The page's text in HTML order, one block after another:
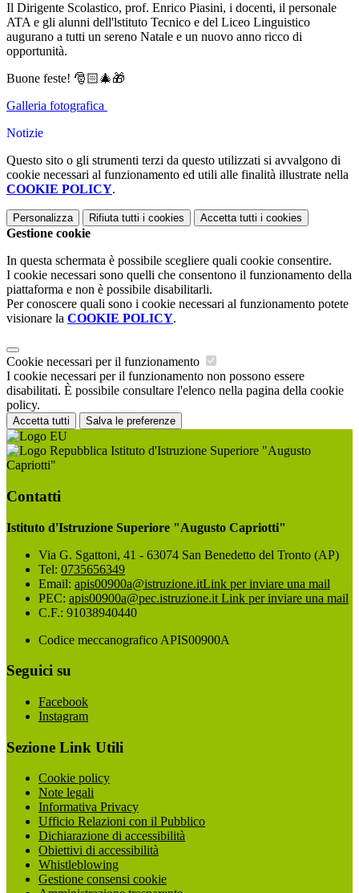
Il Dirigente Scolastico, prof. Enrico Piasini, i docenti, il personale
ATA e gli alunni dell'lstituto Tecnico e del Liceo Linguistico
augurano a tutti un sereno Natale e un nuovo anno ricco di
opportunità.
Buone feste! 🎅🏻🎄🎁
Galleria fotografica
Notizie
Questo sito o gli strumenti terzi da questo utilizzati si avvalgono di
cookie necessari al funzionamento ed utili alle finalità illustrate nella
COOKIE POLICY.
Personalizza Rifiuta tutti i cookies Accetta tutti i cookies
Gestione cookie
In questa schermata è possibile scegliere quali cookie consentire.
I cookie necessari sono quelli che consentono il funzionamento della
piattaforma e non è possibile disabilitarli.
Per conoscere quali sono i cookie necessari al funzionamento potete
visionare la COOKIE POLICY.
Cookie necessari per il funzionamento
I cookie necessari per il funzionamento non possono essere
disabilitati. È possibile consultare l'elenco nella pagina della cookie
policy.
Accetta tutti Salva le preferenze
Istituto d'Istruzione Superiore "Augusto
Capriotti"
Contatti
Istituto d'Istruzione Superiore "Augusto Capriotti"
Via G. Sgattoni, 41 - 63074 San Benedetto del Tronto (AP)
Tel: 0735656349
Email: apis00900a@istruzione.itLink per inviare una mail
PEC: apis00900a@pec.istruzione.it Link per inviare una mail
C.F.: 91038940440
Codice meccanografico APIS00900A
Seguici su
Facebook
Instagram
Sezione Link Utili
Cookie policy
Note legali
Informativa Privacy
Ufficio Relazioni con il Pubblico
Dichiarazione di accessibilità
Obiettivi di accessibilità
Whistleblowing
Gestione consensi cookie